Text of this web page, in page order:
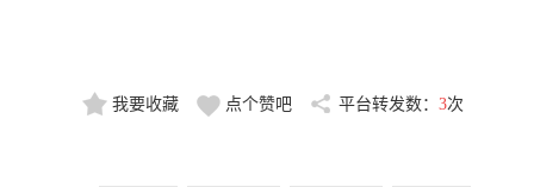
我要收藏 点个赞吧 平台转发数： 3次